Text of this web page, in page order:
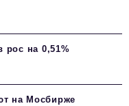
рос на 0,51%
на Мосбирже